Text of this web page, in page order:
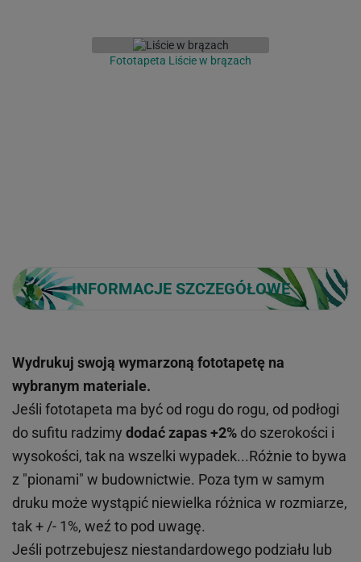
Fototapeta Liście w brązach
INFORMACJE SZCZEGÓŁOWE
Wydrukuj swoją wymarzoną fototapetę na
wybranym materiale.
Jeśli fototapeta ma być od rogu do rogu, od podłogi
do sufitu radzimy dodać zapas +2% do szerokości i
wysokości, tak na wszelki wypadek...Różnie to bywa
z "pionami" w budownictwie. Poza tym w samym
druku może wystąpić niewielka różnica w rozmiarze,
tak + /- 1%, weź to pod uwagę.
Jeśli potrzebujesz niestandardowego podziału lub